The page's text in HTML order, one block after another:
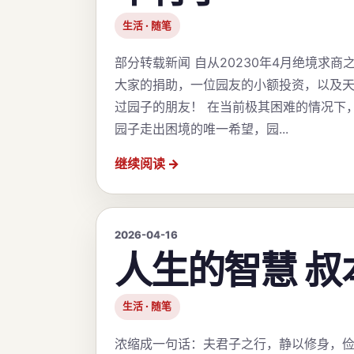
生活 · 随笔
部分转载新闻 自从20230年4月绝境求商
大家的捐助，一位园友的小额投资，以及
过园子的朋友！ 在当前极其困难的情况
园子走出困境的唯一希望，园...
继续阅读
2026-04-16
人生的智慧
生活 · 随笔
浓缩成一句话：夫君子之行，静以修身，